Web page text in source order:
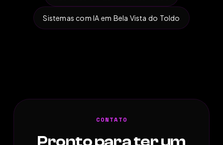
Sistemas com IA em Bela Vista do Toldo
CONTATO
Pronto para ter um